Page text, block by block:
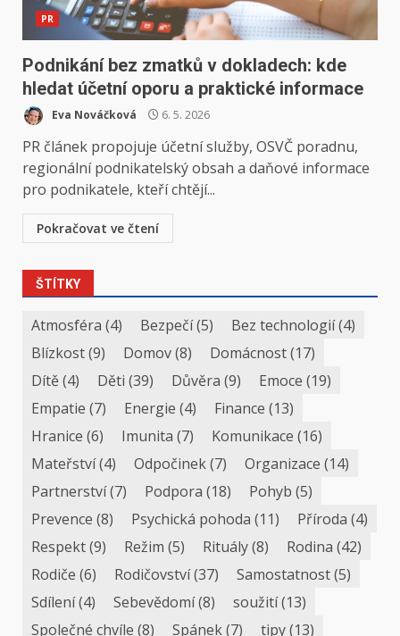
PR
Podnikání bez zmatků v dokladech: kde
hledat účetní oporu a praktické informace
Eva Nováčková 6. 5. 2026
PR článek propojuje účetní služby, OSVČ poradnu,
regionální podnikatelský obsah a daňové informace
pro podnikatele, kteří chtějí...
Pokračovat ve čtení
ŠTÍTKY
Atmosféra (4) Bezpečí(5) Bez technologií(4)
Blízkost(9) Domov(8) Domácnost(17)
Dítě(4) Děti (39) Důvěra (9) Emoce (19)
Empatie (7) Energie (4) Finance (13)
Hranice (6) Imunita (7) Komunikace (16)
Mateřství(4) Odpočinek(7) Organizace (14)
Partnerství(7) Podpora (18) Pohyb (5)
Prevence (8) Psychická pohoda (11) Příroda (4)
Respekt(9) Režim (5) Rituály(8) Rodina (42)
Rodiče (6) Rodičovství(37) Samostatnost(5)
Sdílení(4) Sebevědomí(8) soužití(13)
Společné chvíle (8) Spánek(7) tipy(13)